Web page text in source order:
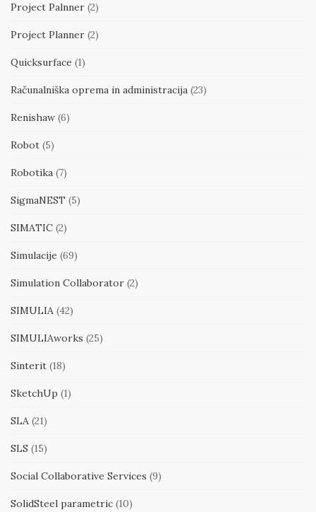
Project Palnner (2)
Project Planner (2)
Quicksurface (1)
Računalniška oprema in administracija (23)
Renishaw (6)
Robot (5)
Robotika (7)
SigmaNEST (5)
SIMATIC (2)
Simulacije (69)
Simulation Collaborator (2)
SIMULIA (42)
SIMULIAworks (25)
Sinterit (18)
SketchUp (1)
SLA (21)
SLS (15)
Social Collaborative Services (9)
SolidSteel parametric (10)